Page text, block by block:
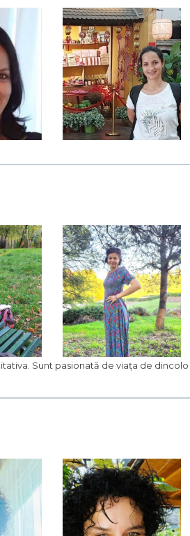
Sunt pasionată de viața de